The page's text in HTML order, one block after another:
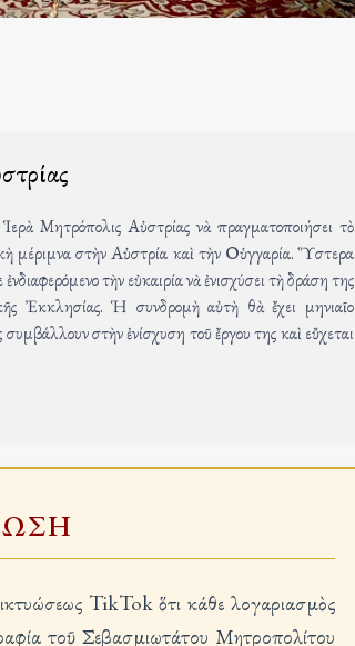
Μητρόπολις Αὐστρίας νὰ πραγματοποιήσει τὸ
μέριμνα στὴν Αὐστρία καὶ τὴν Οὑγγαρία. Ὕστερα
τὴν εὐκαιρία νὰ ἐνισχύσει τὴ δράση της
Ἐκκλησίας. Ἡ συνδρομὴ αὐτὴ θὰ ἔχει μηνιαῖο
στὴν ἐνίσχυση τοῦ ἔργου της καὶ εὔχεται
TikTok ὅτι κάθε λογαριασμὸς
τοῦ Σεβασμιωτάτου Μητροπολίτου